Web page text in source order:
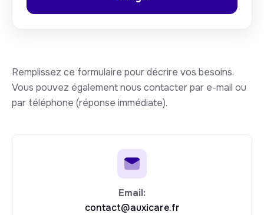
Remplissez ce formulaire pour décrire vos besoins.
Vous pouvez également nous contacter par e-mail ou
par téléphone (réponse immédiate).
Email:
contact@auxicare.fr